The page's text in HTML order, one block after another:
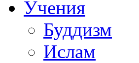
Учения
Буддизм
Ислам